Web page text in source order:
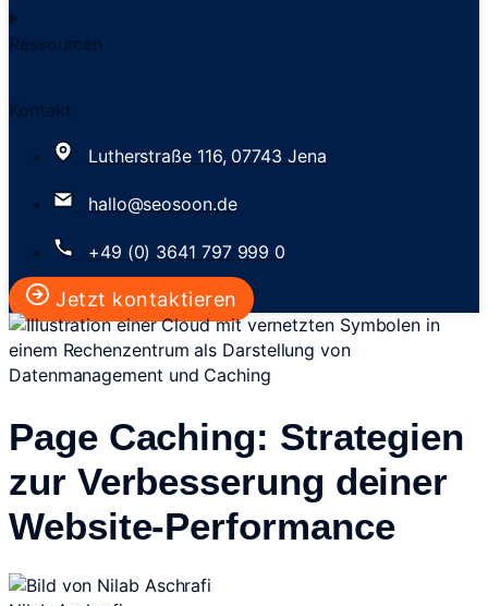
Ressourcen
Kontakt
Lutherstraße 116, 07743 Jena
hallo@seosoon.de
+49 (0) 3641 797 999 0
Jetzt kontaktieren
Page Caching: Strategien
zur Verbesserung deiner
Website-Performance